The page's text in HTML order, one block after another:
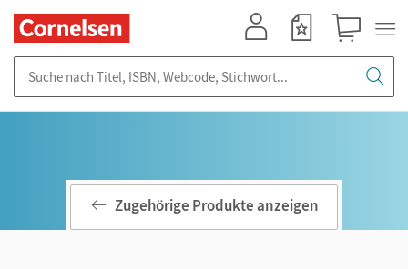
Zugehörige Produkte anzeigen